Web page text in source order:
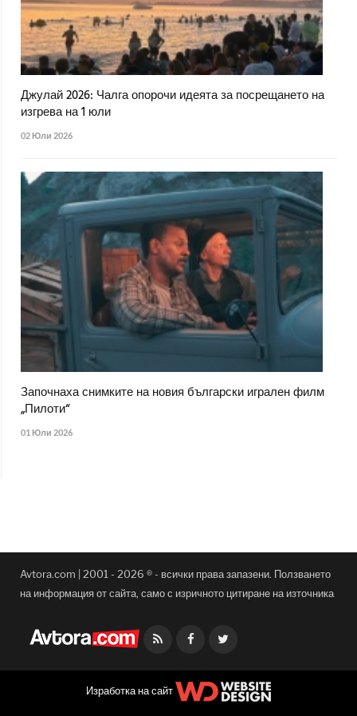
Джулай 2026: Чалга опорочи идеята за посрещането на
изгрева на 1 юли
02 Юли 2026
Започнаха снимките на новия български игрален филм
„Пилоти“
01 Юли 2026
Avtora.com | 2001 - 2026 ® - всички права запазени. Ползването
на информация от сайта, само с изричното цитиране на източника
Facebook
Изработка на сайт